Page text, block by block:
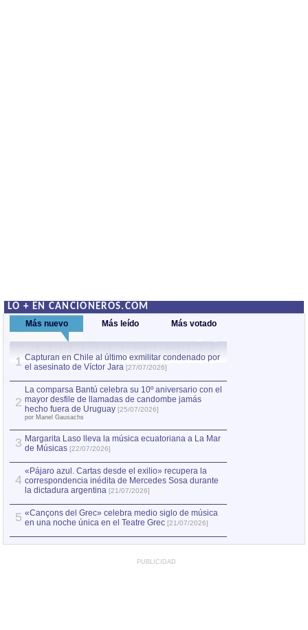
LO + EN CANCIONEROS.COM
Más nuevo Más leído Más votado
1 Capturan en Chile al último exmilitar condenado por
el asesinato de Víctor Jara [27/07/2026]
2
La comparsa Bantú celebra su 10º aniversario con el
mayor desfile de llamadas de candombe jamás
hecho fuera de Uruguay [25/07/2026]
por Manel Gausachs
3 Margarita Laso lleva la música ecuatoriana a La Mar
de Músicas [22/07/2026]
4
«Pájaro azul. Cartas desde el exilio» recupera la
correspondencia inédita de Mercedes Sosa durante
la dictadura argentina [21/07/2026]
5 «Cançons del Grec» celebra medio siglo de música
en una noche única en el Teatre Grec [21/07/2026]
PUBLICIDAD